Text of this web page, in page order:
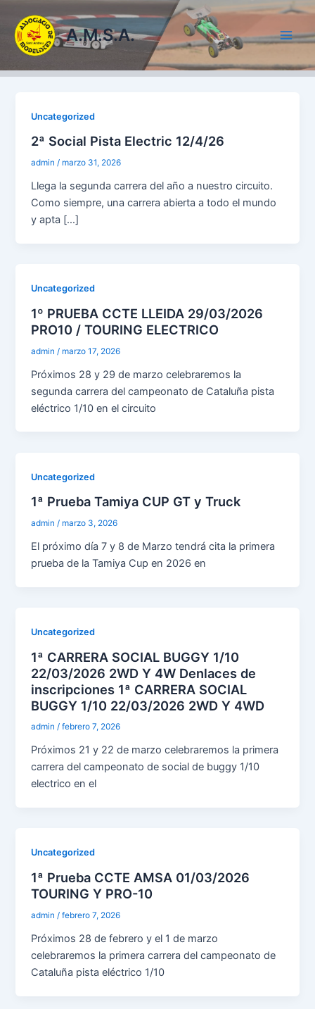
contenido
A.M.S.A.
Main
Uncategorized
2ª Social Pista Electric 12/4/26
admin/ marzo 31, 2026
Llega la segunda carrera del año a nuestro circuito.
Como siempre, una carrera abierta a todo el mundo
y apta […]
Uncategorized
1º PRUEBA CCTE LLEIDA 29/03/2026
PRO10 / TOURING ELECTRICO
admin / marzo 17, 2026
Próximos 28 y 29 de marzo celebraremos la
segunda carrera del campeonato de Cataluña pista
eléctrico 1/10 en el circuito
Uncategorized
1ª Prueba Tamiya CUP GT y Truck
admin/ marzo 3, 2026
El próximo día 7 y 8 de Marzo tendrá cita la primera
prueba de la Tamiya Cup en 2026 en
Uncategorized
1ª CARRERA SOCIAL BUGGY 1/10
22/03/2026 2WD Y 4W Denlaces de
inscripciones 1ª CARRERA SOCIAL
BUGGY 1/10 22/03/2026 2WD Y 4WD
admin/febrero 7, 2026
Próximos 21 y 22 de marzo celebraremos la primera
carrera del campeonato de social de buggy 1/10
electrico en el
Uncategorized
1ª Prueba CCTE AMSA 01/03/2026
TOURING Y PRO-10
admin/febrero 7, 2026
Próximos 28 de febrero y el 1 de marzo
celebraremos la primera carrera del campeonato de
Cataluña pista eléctrico 1/10